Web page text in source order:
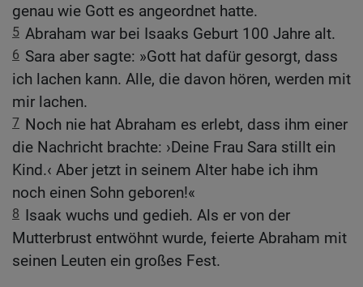
genau wie Gott es angeordnet hatte.
5 Abraham war bei Isaaks Geburt 100 Jahre alt.
6 Sara aber sagte: »Gott hat dafür gesorgt, dass
ich lachen kann. Alle, die davon hören, werden mit
mir lachen.
7 Noch nie hat Abraham es erlebt, dass ihm einer
die Nachricht brachte: ›Deine Frau Sara stillt ein
Kind.‹ Aber jetzt in seinem Alter habe ich ihm
noch einen Sohn geboren!«
8 Isaak wuchs und gedieh. Als er von der
Mutterbrust entwöhnt wurde, feierte Abraham mit
seinen Leuten ein großes Fest.